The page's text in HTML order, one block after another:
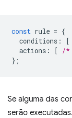
const rule = {
conditions : [
actions : [ /*
};
Se alguma das
serão executadas.